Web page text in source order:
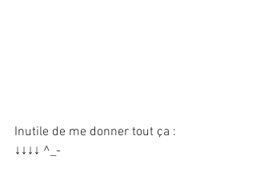
Inutile de me donner tout ça :
↓↓↓↓ ^_-